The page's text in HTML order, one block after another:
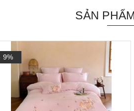
SẢN
9%